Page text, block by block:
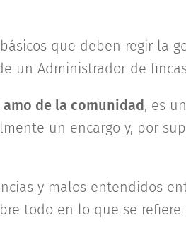
que deben regir la
un Administrador de
amo de la comunidad, es
un encargo y, por
y malos entendidos
todo en lo que se